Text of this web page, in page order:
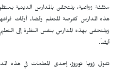
مثقفة وواعية، يلتحقن بالمدارس الدينية
هذه المدارس كفرصة للتعلم وقضاء أوقات
ويلتحقن بهذه المدارس بنفس النظرة إلى
أيضاً.
تقول زويا نوروز، إحدى المعلمات في هذه